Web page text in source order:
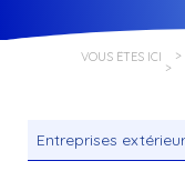
VOUS ÊTES ICI